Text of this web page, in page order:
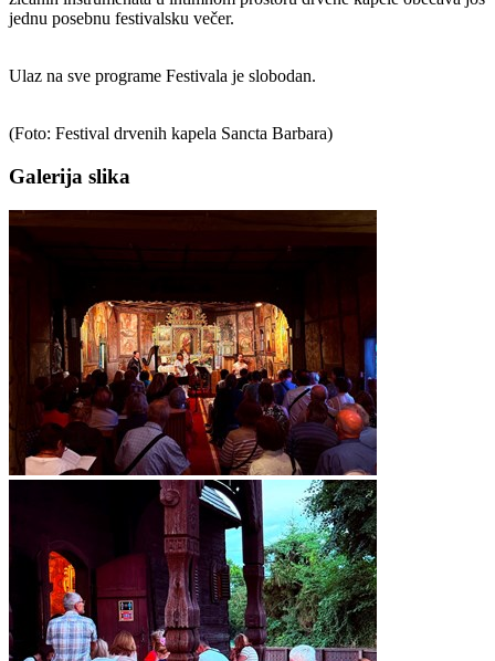
jednu posebnu festivalsku večer.
Ulaz na sve programe Festivala je slobodan.
(Foto: Festival drvenih kapela Sancta Barbara)
Galerija slika